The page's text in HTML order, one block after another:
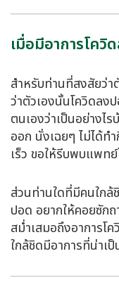
เมื่อมีอาการโควิ
สำหรับท่านที่สงสัยว่า
ว่าตัวเองนั้นโควิดลง
ตนเองว่าเป็นอย่างไร
ออก นั่งเฉยๆ ไม่ได้ท
เร็ว ขอให้รีบพบแพท
ส่วนท่านใดที่มีคนใกล้
ปอด อยากให้คอยซัก
สม่ำเสมอถึงอาการโ
ใกล้ชิดมีอาการที่น่าเ